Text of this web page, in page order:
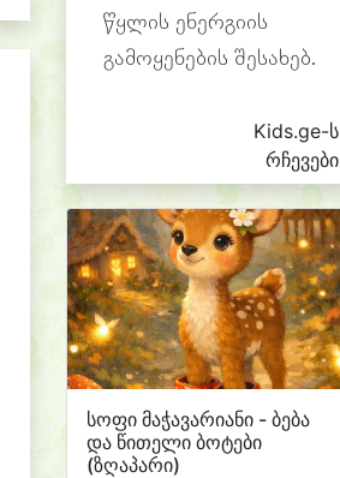
წყლის ენერგიის
გამოყენების შესახებ.
Kids.ge-ს
რჩევები
სოფი მაჭავარიანი - ბება
და წითელი ბოტები
(ზღაპარი)